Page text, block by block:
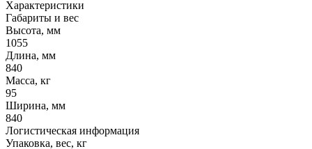
Характеристики
Габариты и вес
Высота, мм
1055
Длина, мм
840
Масса, кг
95
Ширина, мм
840
Логистическая информация
Упаковка, вес, кг